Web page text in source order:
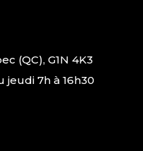
(QC), G1N 4K3
7h à 16h30